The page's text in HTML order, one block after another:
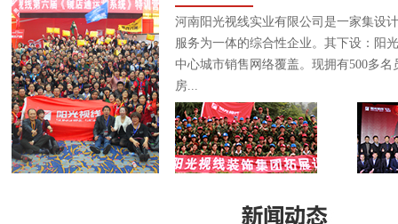
河南阳光视线实业有限公司是一家集设
服务为一体的综合性企业。其下设：阳
中心城市销售网络覆盖。现拥有500多
房...